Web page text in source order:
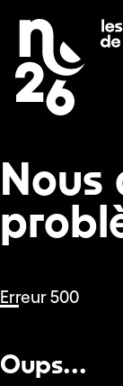
Se rendre au
Contenu
Pied de page
Nous
Erreur 500
Oups...